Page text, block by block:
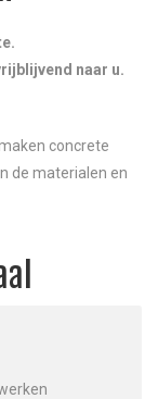
naar u.
concrete
de materialen en